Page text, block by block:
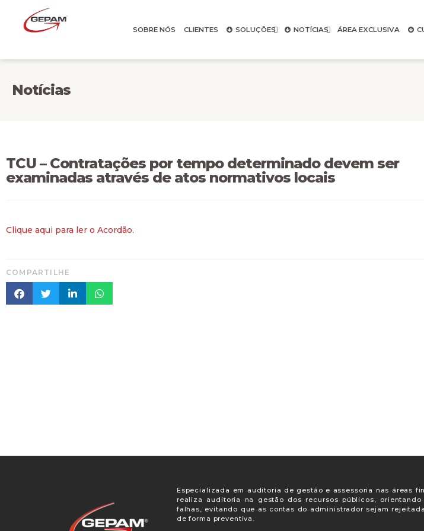
SOBRE NÓS CLIENTES SOLUÇÕES NOTÍCIAS ÁREA EXCLUSIVA
Notícias
TCU – Contratações por tempo determinado devem ser
examinadas através de atos normativos locais
Clique aqui para ler o Acordão.
COMPARTILHE
Especializada em auditoria de gestão e assessoria nas áreas
realiza auditoria na gestão dos recursos públicos,
falhas, evitando que as contas do administrador sejam
de forma preventiva.